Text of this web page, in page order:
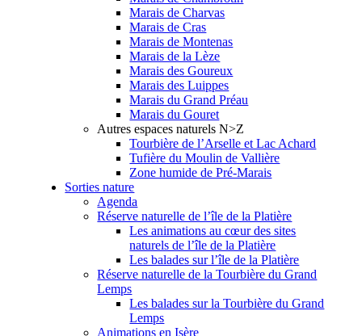
Marais de Charvas
Marais de Cras
Marais de Montenas
Marais de la Lèze
Marais des Goureux
Marais des Luippes
Marais du Grand Préau
Marais du Gouret
Autres espaces naturels N>Z
Tourbière de l’Arselle et Lac Achard
Tufière du Moulin de Vallière
Zone humide de Pré-Marais
Sorties nature
Agenda
Réserve naturelle de l’île de la Platière
Les animations au cœur des sites
naturels de l’île de la Platière
Les balades sur l’île de la Platière
Réserve naturelle de la Tourbière du Grand
Lemps
Les balades sur la Tourbière du Grand
Lemps
Animations en Isère